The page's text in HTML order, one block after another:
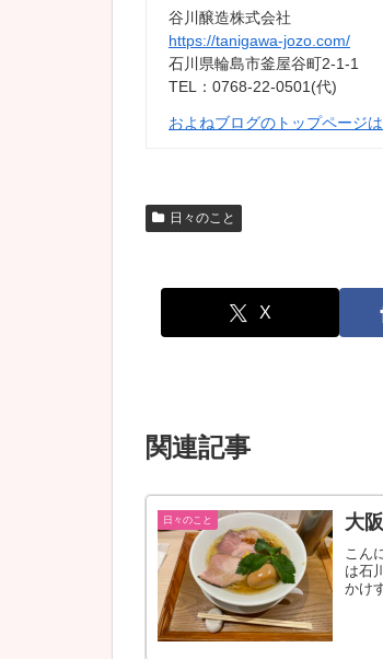
谷川醸造株式会社
https://tanigawa-jozo.com/
石川県輪島市釜屋谷町2-1-1
TEL：0768-22-0501(代)
およねブログのトップページ
日々のこと
X
関連記事
日々のこと 大
こん
は石
かけ